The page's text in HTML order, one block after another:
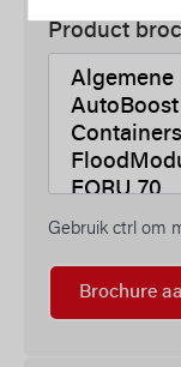
Product
Gebruik ctrl om
Brochure